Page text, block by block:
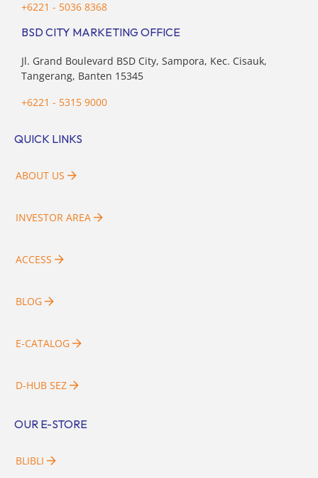
+6221 - 5036 8368
BSD CITY MARKETING OFFICE
Jl. Grand Boulevard BSD City, Sampora, Kec. Cisauk,
Tangerang, Banten 15345
+6221 - 5315 9000
QUICK LINKS
ABOUT US
INVESTOR AREA
ACCESS
BLOG
E-CATALOG
D-HUB SEZ
OUR E-STORE
BLIBLI